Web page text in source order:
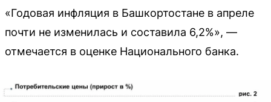
«Годовая инфляция в Башкортостане в апреле
почти не изменилась и составила 6,2%», —
отмечается в оценке Национального банка.